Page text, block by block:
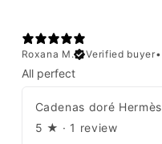
Roxana M.
Verified buyer•
All perfect
Cadenas doré Hermès
5 ★ · 1 review